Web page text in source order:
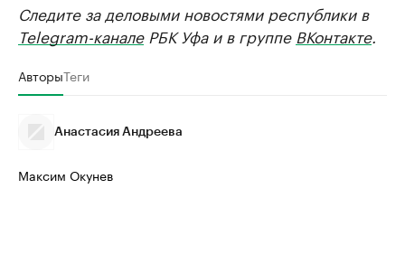
Следите за деловыми новостями республики в
Telegram-каналеРБК Уфа и в группе ВКонтакте.
АвторыТеги
Анастасия Андреева
Максим Окунев